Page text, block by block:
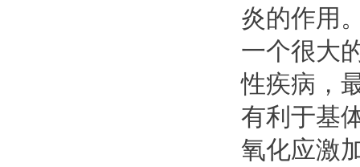
炎的作用
一个很大
性疾病，
有利于基
氧化应激